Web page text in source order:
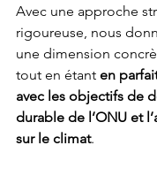
Avec une approche
rigoureuse, nous
une dimension
tout en étant en
avec les objectifs de
durable de l’ONU et
sur le climat.